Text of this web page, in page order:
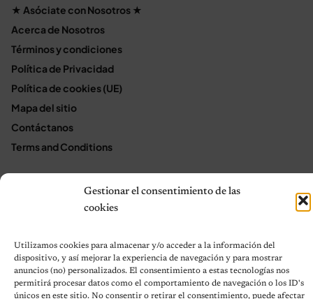
Gestionar el consentimiento de las
cookies
Utilizamos cookies para almacenar y/o acceder a la información del
dispositivo, y así mejorar la experiencia de navegación y para mostrar
anuncios (no) personalizados. El consentimiento a estas tecnologías nos
permitirá procesar datos como el comportamiento de navegación o los ID's
únicos en este sitio. No consentir o retirar el consentimiento, puede afectar
★ Asóciate con Nosotros ★
Acerca de Nosotros
Términos y condiciones
Política de Privacidad
Política de cookies (UE)
Mapa del sitio
Contáctanos
Terms and Conditions
© 2026 Notas de Mascotas